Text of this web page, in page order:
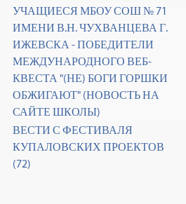
УЧАЩИЕСЯ МБОУ СОШ № 71
ИМЕНИ В.Н. ЧУХВАНЦЕВА Г.
ИЖЕВСКА - ПОБЕДИТЕЛИ
МЕЖДУНАРОДНОГО ВЕБ-
КВЕСТА "(НЕ) БОГИ ГОРШКИ
ОБЖИГАЮТ" (НОВОСТЬ НА
САЙТЕ ШКОЛЫ)
ВЕСТИ С ФЕСТИВАЛЯ
КУПАЛОВСКИХ ПРОЕКТОВ
(72)